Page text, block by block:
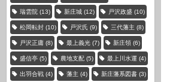
瑞雲院 (13) 新庄城 (12) 戸沢政盛 (10)
松岡転封 (10) 戸沢氏 (9) 三代藩主 (8)
戸沢正庸 (8) 最上義光 (7) 新庄領 (6)
盛信亭 (5) 農地支配 (5) 最上川水運 (4)
出羽合戦 (4) 藩主 (4) 新庄藩系図書 (3)